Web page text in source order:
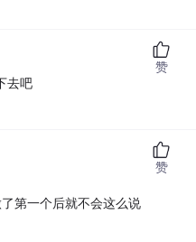
去吧
赞
第一个后就不会这么说
赞